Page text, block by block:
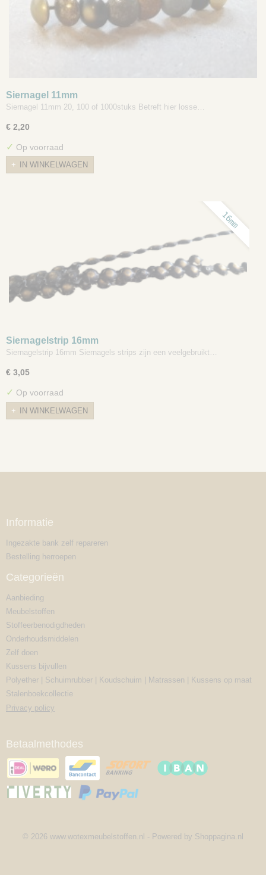
Siernagel 11mm
Siernagel 11mm 20, 100 of 1000stuks Betreft hier losse…
€ 2,20
✓ Op voorraad
IN WINKELWAGEN
16mm
Siernagelstrip 16mm
Siernagelstrip 16mm Siernagels strips zijn een veelgebruikt…
€ 3,05
✓ Op voorraad
IN WINKELWAGEN
Informatie
Ingezakte bank zelf repareren
Bestelling herroepen
Categorieën
Aanbieding
Meubelstoffen
Stoffeerbenodigdheden
Onderhoudsmiddelen
Zelf doen
Kussens bijvullen
Polyether | Schuimrubber | Koudschuim | Matrassen | Kussens op maat
Stalenboekcollectie
Privacy policy
Betaalmethodes
© 2026 www.wotexmeubelstoffen.nl - Powered by Shoppagina.nl